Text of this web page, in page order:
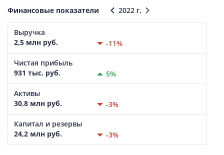
Финансовые показатели 2022 г.
Выручка
2,5 млн руб.
-11%
Чистая прибыль
931 тыс. руб.
5%
Активы
30,8 млн руб.
-3%
Капитал и резервы
24,2 млн руб.
-3%